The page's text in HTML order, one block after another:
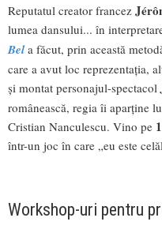
Reputatul creator francez
lumea dansului... în
Bela făcut, prin această
care a avut loc reprezentația,
și montat personajul-spectacol
românească, regia îi aparține
Cristian Nanculescu. Vino pe
într-un joc în care „eu este
Workshop-uri pentru